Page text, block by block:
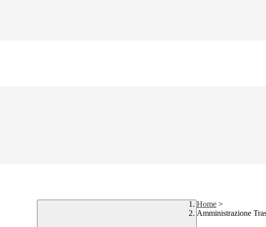
Home >
Amministrazione